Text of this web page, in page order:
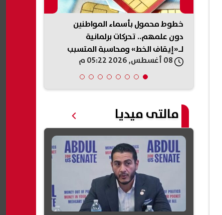
خطوط محمول بأسماء المواطنين
دون علمهم.. تحركات برلمانية
لـ«إيقاف الخط» ومحاسبة المتسبب
مالتى ميديا